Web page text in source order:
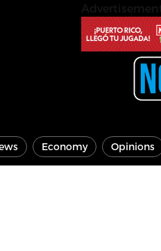
Economy Opinions